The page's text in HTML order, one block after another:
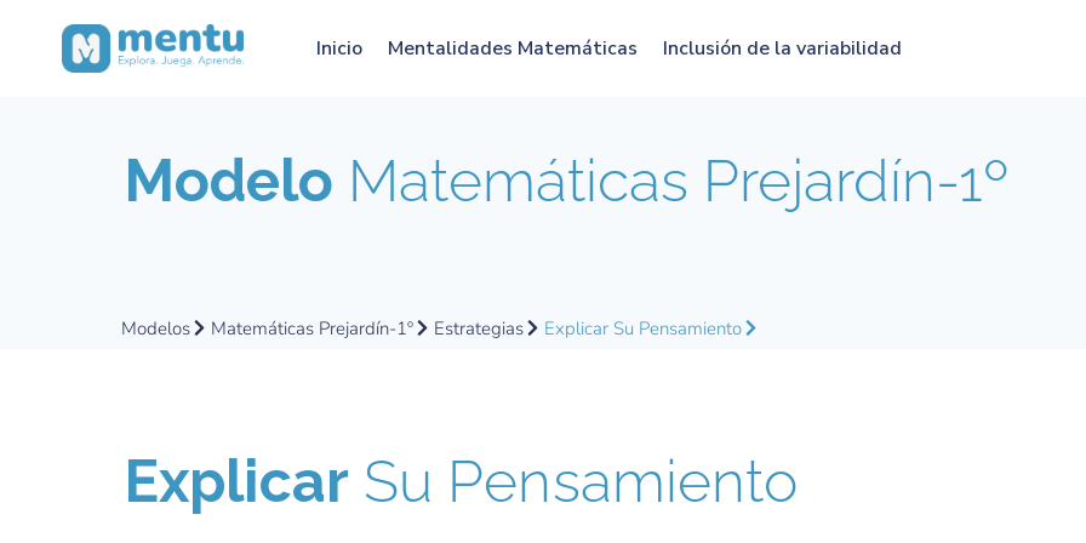
Inicio Mentalidades Matemáticas Inclusión de la variabilidad
Modelo Matemáticas Prejardín-1º
Modelos Matemáticas Prejardín-1º Estrategias Explicar Su Pensamiento
Explicar Su Pensamiento